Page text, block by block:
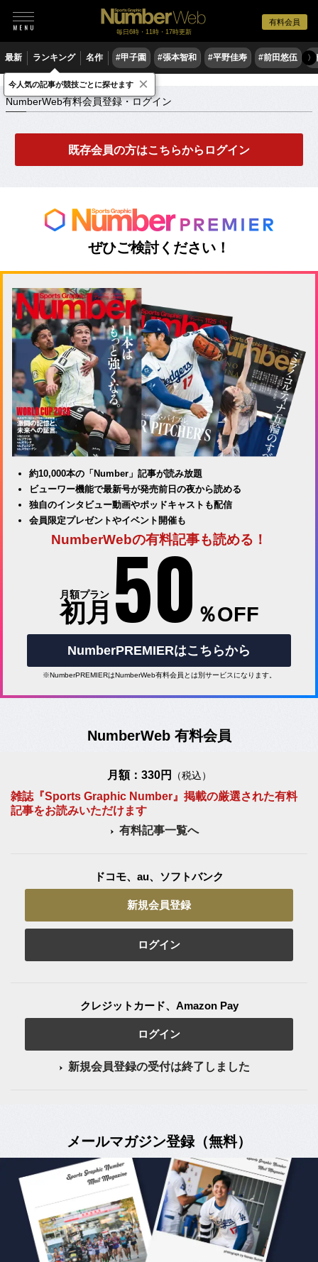
有料会員
毎日6時・11時・17時更新
最新 ランキング 名作 #甲子園 #張本智和 #平野佳寿 #前田悠伍 #
〉
NumberWeb有料会員登録・ログイン
NumberWeb有料会員登録・ログイン
既存会員の方はこちらからログイン
ぜひご検討ください！
約10,000本の「Number」記事が読み放題
ビューワー機能で最新号が発売前日の夜から読める
独自のインタビュー動画やポッドキャストも配信
会員限定プレゼントやイベント開催も
NumberWebの有料記事も読める！
月額プラン
初月 50 ％OFF
NumberPREMIERはこちらから
※NumberPREMIERはNumberWeb有料会員とは別サービスになります。
NumberWeb 有料会員
月額：330円 （税込）
雑誌『Sports Graphic Number』掲載の厳選された有料
記事をお読みいただけます
有料記事一覧へ
ドコモ、au、ソフトバンク
新規会員登録
ログイン
クレジットカード、Amazon Pay
ログイン
新規会員登録の受付は終了しました
メールマガジン登録（無料）
今人気の記事が競技ごとに探せます ×